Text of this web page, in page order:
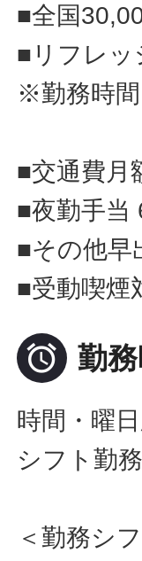
■全国
■リフレッ
※勤務時
■交通費月
■夜勤手当
■その他早
■受動喫煙
 勤
時間・曜
シフト勤務
＜勤務シ